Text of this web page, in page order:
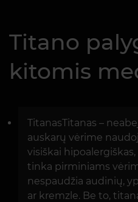
Titano
kitomis
TitanasTitanas –
auskarų vėrime
visiškai
tinka pirminiams
nespaudžia audinių,
ar kremzle. Be to,